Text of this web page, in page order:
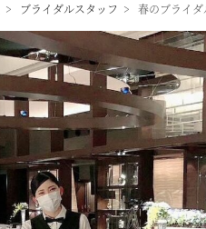
ブライダルスタッフ 春のブライダ